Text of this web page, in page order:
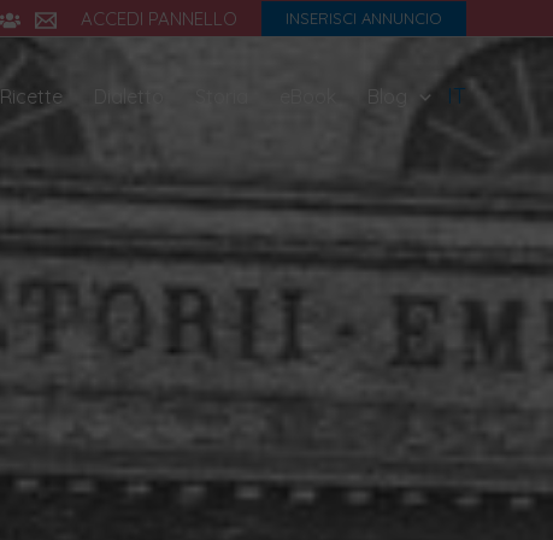
ACCEDI PANNELLO INSERISCI ANNUNCIO
Ricette Dialetto Blog IT